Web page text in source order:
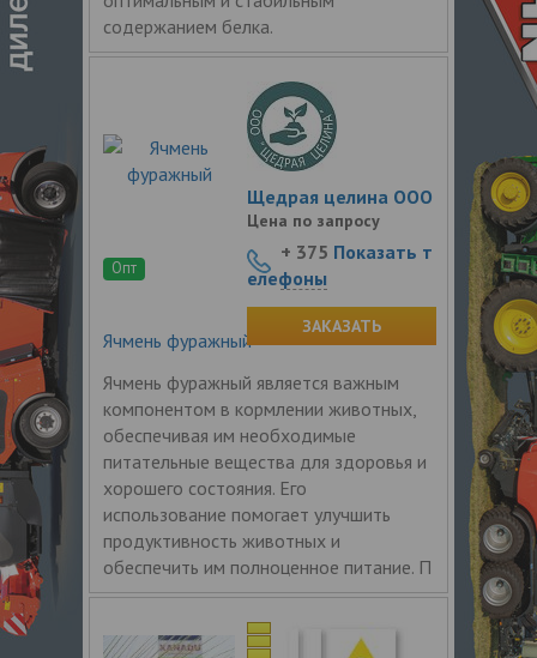
содержанием белка.
Опт
Ячмень фуражный
Ячмень фуражный является важным
компонентом в кормлении животных,
обеспечивая им необходимые
питательные вещества для здоровья и
хорошего состояния. Его
использование помогает улучшить
продуктивность животных и
обеспечить им полноценное питание. П
Щедрая целина ООО
Цена по запросу
+ 375 Показать т
елефоны
ЗАКАЗАТЬ